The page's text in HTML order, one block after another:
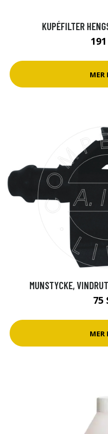
KUPÉFILTER
MER
MUNSTYCKE,
75
MER